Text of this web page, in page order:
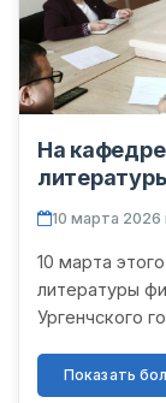
На кафедре
10 марта 2026
10 марта
литературы
Ургенчского
семинар на
Показать